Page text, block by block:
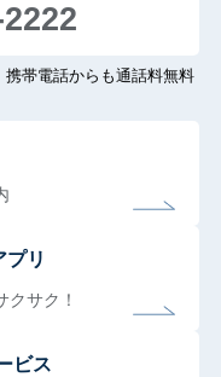
帯電話からも通話料無料
プリ
サク！
ビス